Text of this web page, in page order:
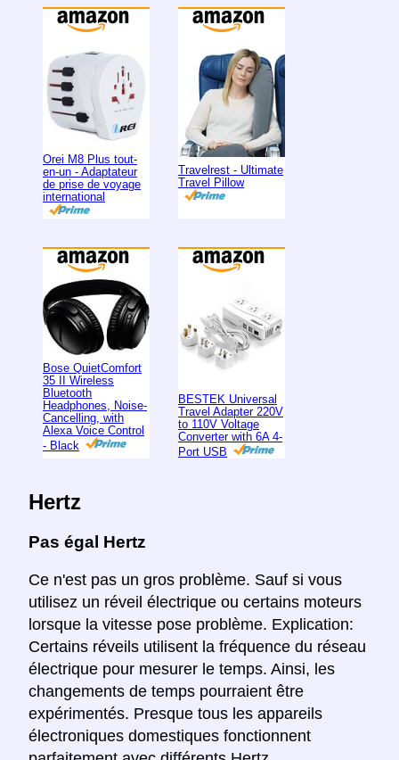
Orei M8 Plus tout-
en-un - Adaptateur
de prise de voyage
international
Travelrest - Ultimate
Travel Pillow
Bose QuietComfort
35 II Wireless
Bluetooth
Headphones, Noise-
Cancelling, with
Alexa Voice Control
- Black
BESTEK Universal
Travel Adapter 220V
to 110V Voltage
Converter with 6A 4-
Port USB
Hertz
Pas égal Hertz
Ce n'est pas un gros problème. Sauf si vous
utilisez un réveil électrique ou certains moteurs
lorsque la vitesse pose problème. Explication:
Certains réveils utilisent la fréquence du réseau
électrique pour mesurer le temps. Ainsi, les
changements de temps pourraient être
expérimentés. Presque tous les appareils
électroniques domestiques fonctionnent